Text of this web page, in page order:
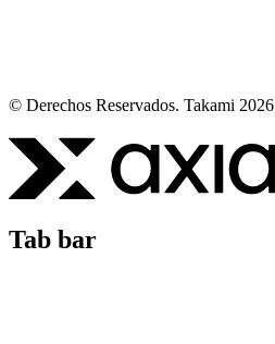
© Derechos Reservados. Takami 2026
Tab bar